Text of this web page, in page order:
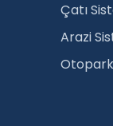
Çatı
Arazi